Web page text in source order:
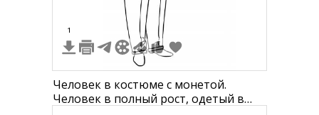
1
Человек в костюме с монетой.
Человек в полный рост, одетый в